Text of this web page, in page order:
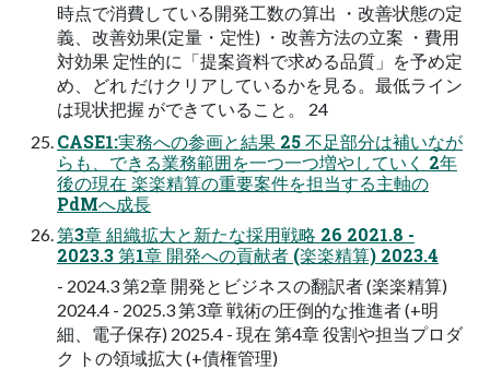
時点で消費している開発工数の算出 ・改善状態の定
義、改善効果(定量・定性) ・改善方法の立案 ・費用
対効果 定性的に「提案資料で求める品質」を予め定
め、どれ だけクリアしているかを見る。最低ライン
は現状把握 ができていること。 24
CASE1:実務への参画と結果 25 不足部分は補いなが
らも、できる業務範囲を一つ一つ増やしていく 2年
後の現在 楽楽精算の重要案件を担当する主軸の
PdMへ成長
第3章 組織拡大と新たな採用戦略 26 2021.8 -
2023.3 第1章 開発への貢献者 (楽楽精算) 2023.4
- 2024.3 第2章 開発とビジネスの翻訳者 (楽楽精算)
2024.4 - 2025.3 第3章 戦術の圧倒的な推進者 (+明
細、電子保存) 2025.4 - 現在 第4章 役割や担当プロダ
ク トの領域拡大 (+債権管理)